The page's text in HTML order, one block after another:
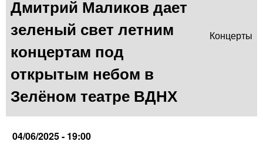
Дмитрий Маликов дает
зеленый свет летним
концертам под
открытым небом в
Зелёном театре ВДНХ
Концерты
04/06/2025 - 19:00